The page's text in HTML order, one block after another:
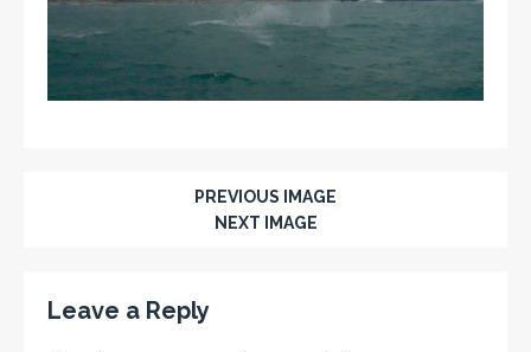
PREVIOUS IMAGE
NEXT IMAGE
Leave a Reply